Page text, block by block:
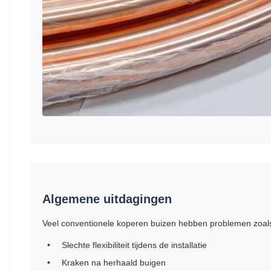
Algemene uitdagingen
Veel conventionele koperen buizen hebben problemen
Slechte flexibiliteit tijdens de installatie
Kraken na herhaald buigen